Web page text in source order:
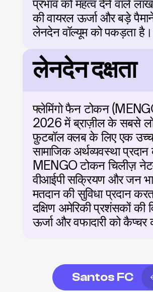
प्रभाव को महत्व देने वाले
की वायरल ऊर्जा और बड़े
लेनदेन वॉल्यूम को पकड़ता है।
लेनदेन दक्षता
फ्लेमिंगो फैन टोकन
2026 में ब्राज़ील के सबसे
फ़ुटबॉल क्लब के लिए एक
सामाजिक अर्थव्यवस्था
MENGO टोकन चिलीज़
वीआईपी सक्रियण और जन
मतदान की सुविधा प्रदान
दक्षिण अमेरिकी प्रशंसकों की
ऊर्जा और वफादारी को कैप्चर
Santos FC